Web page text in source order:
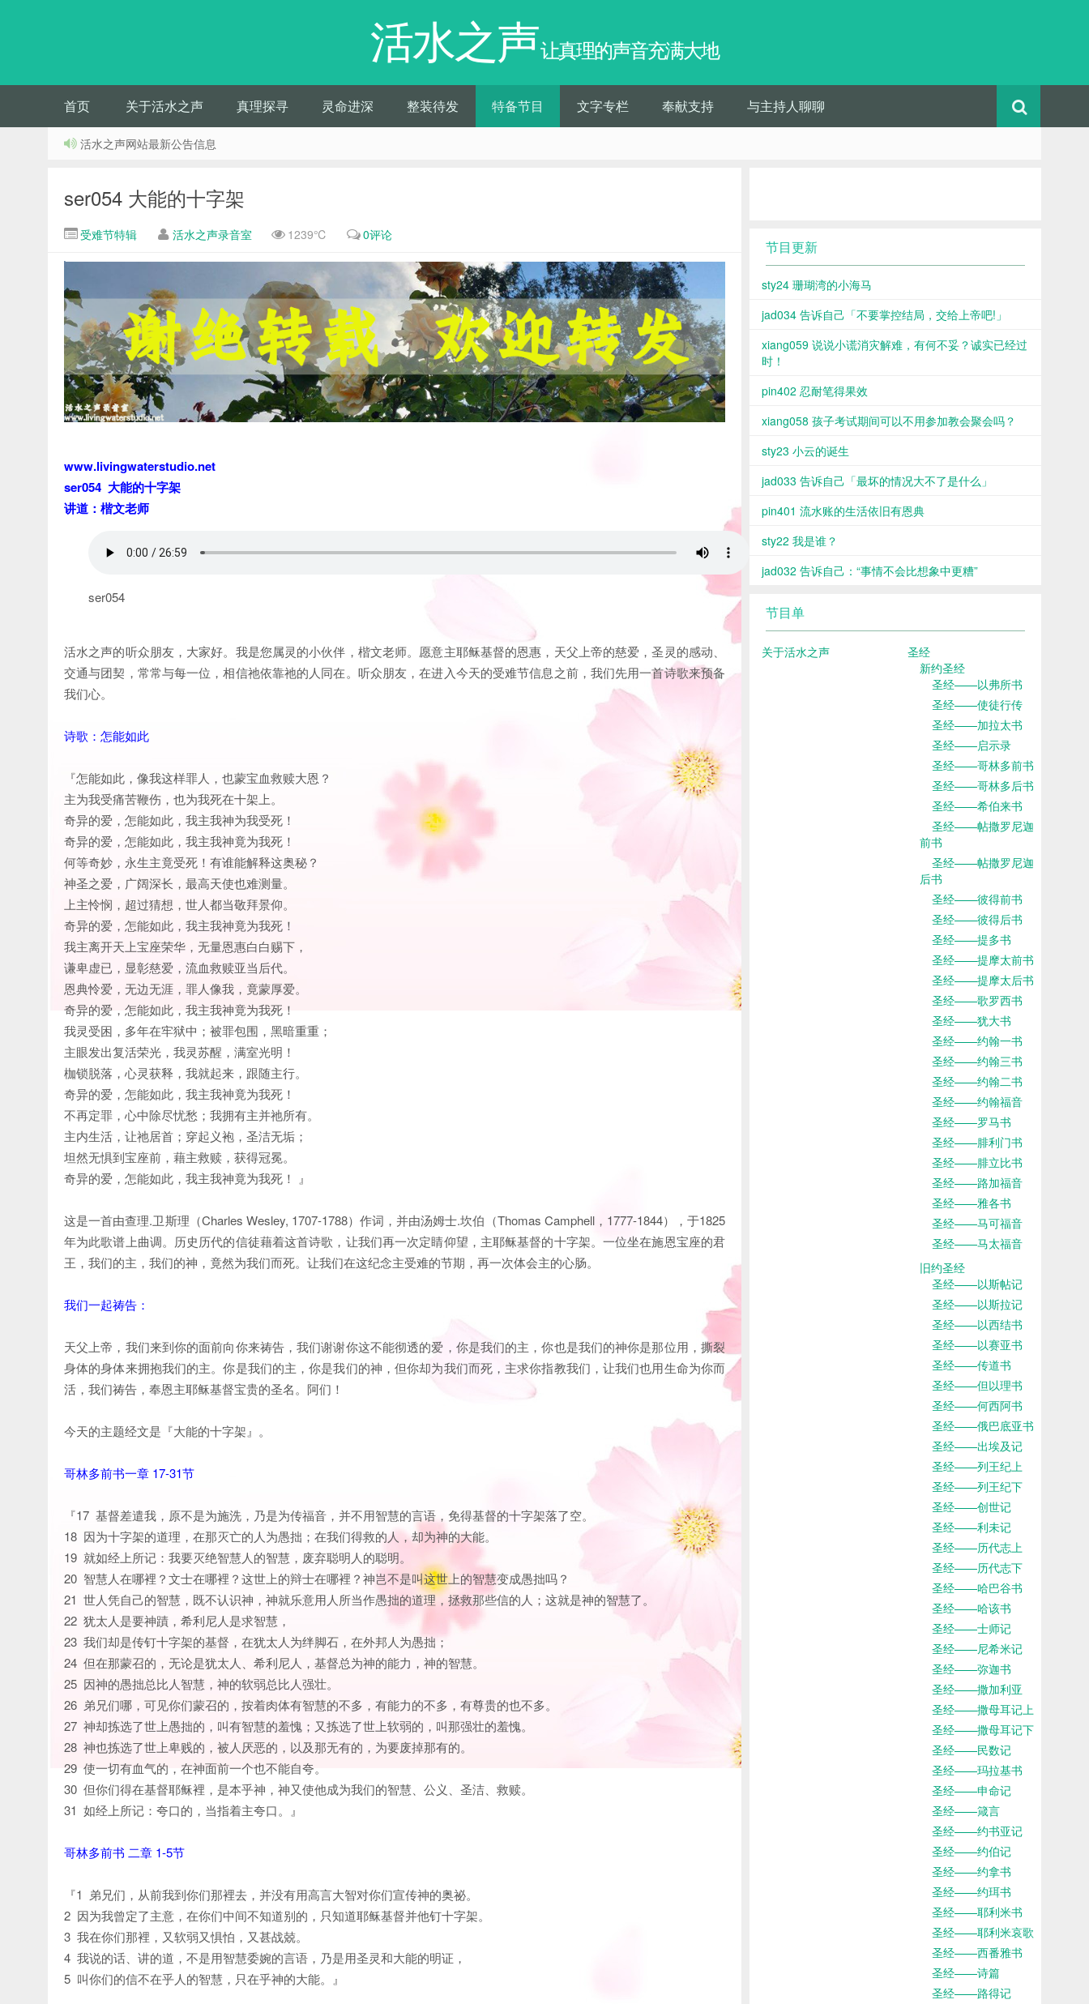
活水之声让真理的声音充满大地
首页 关于活水之声 真理探寻 灵命进深 整装待发 特备节目 文字专栏 奉献支持 与主持人聊聊
活水之声网站最新公告信息
ser054 大能的十字架
受难节特辑 活水之声录音室 1239℃ 0评论
www.livingwaterstudio.net
ser054 大能的十字架
讲道：楷文老师
ser054
活水之声的听众朋友，大家好。我是您属灵的小伙伴，楷文老师。愿意主耶稣基督的恩惠，天父上帝的慈爱，圣灵的感动、
交通与团契，常常与每一位，相信祂依靠祂的人同在。听众朋友，在进入今天的受难节信息之前，我们先用一首诗歌来预备
我们心。
诗歌：怎能如此
『怎能如此，像我这样罪人，也蒙宝血救赎大恩？
主为我受痛苦鞭伤，也为我死在十架上。
奇异的爱，怎能如此，我主我神为我受死！
奇异的爱，怎能如此，我主我神竟为我死！
何等奇妙，永生主竟受死！有谁能解释这奥秘？
神圣之爱，广阔深长，最高天使也难测量。
上主怜悯，超过猜想，世人都当敬拜景仰。
奇异的爱，怎能如此，我主我神竟为我死！
我主离开天上宝座荣华，无量恩惠白白赐下，
谦卑虚已，显彰慈爱，流血救赎亚当后代。
恩典怜爱，无边无涯，罪人像我，竟蒙厚爱。
奇异的爱，怎能如此，我主我神竟为我死！
我灵受困，多年在牢狱中；被罪包围，黑暗重重；
主眼发出复活荣光，我灵苏醒，满室光明！
枷锁脱落，心灵获释，我就起来，跟随主行。
奇异的爱，怎能如此，我主我神竟为我死！
不再定罪，心中除尽忧愁；我拥有主并祂所有。
主内生活，让祂居首；穿起义袍，圣洁无垢；
坦然无惧到宝座前，藉主救赎，获得冠冕。
奇异的爱，怎能如此，我主我神竟为我死！ 』
这是一首由查理.卫斯理（Charles Wesley, 1707-1788）作词，并由汤姆士.坎伯（Thomas Camphell，1777-1844），于1825
年为此歌谱上曲调。历史历代的信徒藉着这首诗歌，让我们再一次定睛仰望，主耶稣基督的十字架。一位坐在施恩宝座的君
王，我们的主，我们的神，竟然为我们而死。让我们在这纪念主受难的节期，再一次体会主的心肠。
我们一起祷告：
天父上帝，我们来到你的面前向你来祷告，我们谢谢你这不能彻透的爱，你是我们的主，你也是我们的神你是那位用，撕裂
身体的身体来拥抱我们的主。你是我们的主，你是我们的神，但你却为我们而死，主求你指教我们，让我们也用生命为你而
活，我们祷告，奉恩主耶稣基督宝贵的圣名。阿们！
今天的主题经文是『大能的十字架』。
哥林多前书一章 17-31节
『17 基督差遣我，原不是为施洗，乃是为传福音，并不用智慧的言语，免得基督的十字架落了空。
18 因为十字架的道理，在那灭亡的人为愚拙；在我们得救的人，却为神的大能。
19 就如经上所记：我要灭绝智慧人的智慧，废弃聪明人的聪明。
20 智慧人在哪裡？文士在哪裡？这世上的辩士在哪裡？神岂不是叫这世上的智慧变成愚拙吗？
21 世人凭自己的智慧，既不认识神，神就乐意用人所当作愚拙的道理，拯救那些信的人；这就是神的智慧了。
22 犹太人是要神蹟，希利尼人是求智慧，
23 我们却是传钉十字架的基督，在犹太人为绊脚石，在外邦人为愚拙；
24 但在那蒙召的，无论是犹太人、希利尼人，基督总为神的能力，神的智慧。
25 因神的愚拙总比人智慧，神的软弱总比人强壮。
26 弟兄们哪，可见你们蒙召的，按着肉体有智慧的不多，有能力的不多，有尊贵的也不多。
27 神却拣选了世上愚拙的，叫有智慧的羞愧；又拣选了世上软弱的，叫那强壮的羞愧。
28 神也拣选了世上卑贱的，被人厌恶的，以及那无有的，为要废掉那有的。
29 使一切有血气的，在神面前一个也不能自夸。
30 但你们得在基督耶稣裡，是本乎神，神又使他成为我们的智慧、公义、圣洁、救赎。
31 如经上所记：夸口的，当指着主夸口。』
哥林多前书 二章 1-5节
『1 弟兄们，从前我到你们那裡去，并没有用高言大智对你们宣传神的奥祕。
2 因为我曾定了主意，在你们中间不知道别的，只知道耶稣基督并他钉十字架。
3 我在你们那裡，又软弱又惧怕，又甚战兢。
4 我说的话、讲的道，不是用智慧委婉的言语，乃是用圣灵和大能的明证，
5 叫你们的信不在乎人的智慧，只在乎神的大能。』
节目更新
sty24 珊瑚湾的小海马
jad034 告诉自己「不要掌控结局，交给上帝吧!」
xiang059 说说小谎消灾解难，有何不妥？诚实已经过
时！
pin402 忍耐笔得果效
xiang058 孩子考试期间可以不用参加教会聚会吗？
sty23 小云的诞生
jad033 告诉自己「最坏的情况大不了是什么」
pin401 流水账的生活依旧有恩典
sty22 我是谁？
jad032 告诉自己：“事情不会比想象中更糟”
节目单
关于活水之声
圣经
新约圣经
圣经——以弗所书
圣经——使徒行传
圣经——加拉太书
圣经——启示录
圣经——哥林多前书
圣经——哥林多后书
圣经——希伯来书
圣经——帖撒罗尼迦
前书
圣经——帖撒罗尼迦
后书
圣经——彼得前书
圣经——彼得后书
圣经——提多书
圣经——提摩太前书
圣经——提摩太后书
圣经——歌罗西书
圣经——犹大书
圣经——约翰一书
圣经——约翰三书
圣经——约翰二书
圣经——约翰福音
圣经——罗马书
圣经——腓利门书
圣经——腓立比书
圣经——路加福音
圣经——雅各书
圣经——马可福音
圣经——马太福音
旧约圣经
圣经——以斯帖记
圣经——以斯拉记
圣经——以西结书
圣经——以赛亚书
圣经——传道书
圣经——但以理书
圣经——何西阿书
圣经——俄巴底亚书
圣经——出埃及记
圣经——列王纪上
圣经——列王纪下
圣经——创世记
圣经——利未记
圣经——历代志上
圣经——历代志下
圣经——哈巴谷书
圣经——哈该书
圣经——士师记
圣经——尼希米记
圣经——弥迦书
圣经——撒加利亚
圣经——撒母耳记上
圣经——撒母耳记下
圣经——民数记
圣经——玛拉基书
圣经——申命记
圣经——箴言
圣经——约书亚记
圣经——约伯记
圣经——约拿书
圣经——约珥书
圣经——耶利米书
圣经——耶利米哀歌
圣经——西番雅书
圣经——诗篇
圣经——路得记